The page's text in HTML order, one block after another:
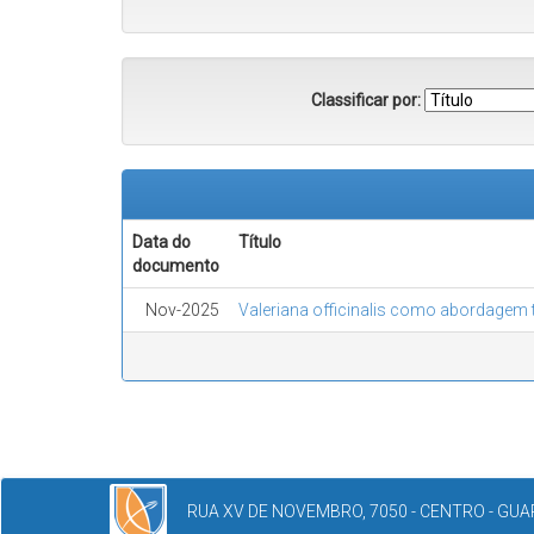
Classificar por:
Data do
documento
Título
Nov-2025 Valeriana officinalis como abordagem
RUA XV DE NOVEMBRO, 7050 - CENTRO -